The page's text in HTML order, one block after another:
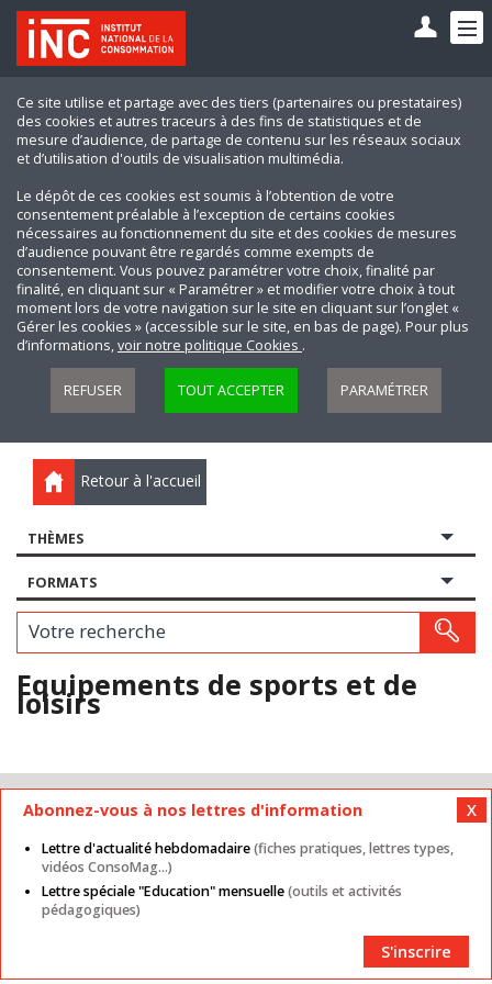
Ce site utilise et partage avec des tiers (partenaires ou prestataires)
des cookies et autres traceurs à des fins de statistiques et de
mesure d’audience, de partage de contenu sur les réseaux sociaux
et d’utilisation d'outils de visualisation multimédia.
Le dépôt de ces cookies est soumis à l’obtention de votre
consentement préalable à l’exception de certains cookies
nécessaires au fonctionnement du site et des cookies de mesures
d’audience pouvant être regardés comme exempts de
consentement. Vous pouvez paramétrer votre choix, finalité par
finalité, en cliquant sur « Paramétrer » et modifier votre choix à tout
moment lors de votre navigation sur le site en cliquant sur l’onglet «
Gérer les cookies » (accessible sur le site, en bas de page). Pour plus
d’informations,voir notre politique Cookies .
REFUSER TOUT ACCEPTER PARAMÉTRER
Retour à l'accueil
THÈMES
FORMATS
Votre recherche
Equipements de sports et de
loisirs
Mentions légales Nos autres sites
Plan du site Partenaires
Abonnez-vous à nos lettres d'information
Lettre d'actualité hebdomadaire(fiches pratiques, lettres types,
vidéos ConsoMag...)
Lettre spéciale "Education" mensuelle(outils et activités
pédagogiques)
S'inscrire